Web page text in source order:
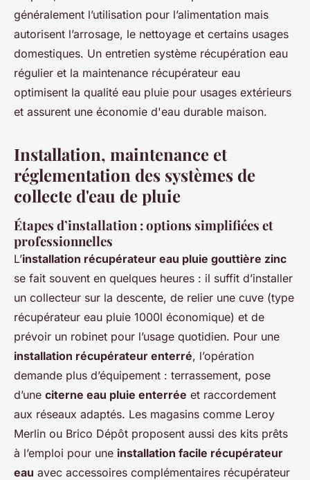
généralement l’utilisation pour l’alimentation mais
autorisent l’arrosage, le nettoyage et certains usages
domestiques. Un entretien système récupération eau
régulier et la maintenance récupérateur eau
optimisent la qualité eau pluie pour usages extérieurs
et assurent une économie d'eau durable maison.
Installation, maintenance et
réglementation des systèmes de
collecte d'eau de pluie
Étapes d’installation : options simplifiées et
professionnelles
L’installation récupérateur eau pluie gouttière zinc
se fait souvent en quelques heures : il suffit d’installer
un collecteur sur la descente, de relier une cuve (type
récupérateur eau pluie 1000l économique) et de
prévoir un robinet pour l’usage quotidien. Pour une
installation récupérateur enterré, l’opération
demande plus d’équipement : terrassement, pose
d’une citerne eau pluie enterrée et raccordement
aux réseaux adaptés. Les magasins comme Leroy
Merlin ou Brico Dépôt proposent aussi des kits prêts
à l’emploi pour une installation facile récupérateur
eau avec accessoires complémentaires récupérateur